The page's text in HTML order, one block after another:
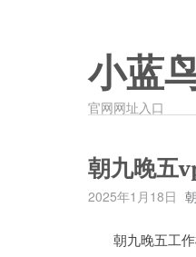
小蓝
官网网址入口
朝九晚五
2025年1月18日
朝九晚五工作